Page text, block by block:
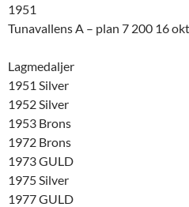
1951
Tunavallens A – plan 7 200 16
Lagmedaljer
1951 Silver
1952 Silver
1953 Brons
1972 Brons
1973 GULD
1975 Silver
1977 GULD